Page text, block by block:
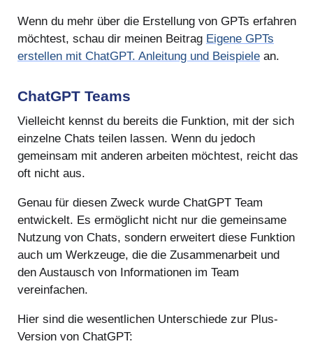
Wenn du mehr über die Erstellung von GPTs erfahren
möchtest, schau dir meinen Beitrag Eigene GPTs
erstellen mit ChatGPT. Anleitung und Beispiele an.
ChatGPT Teams
Vielleicht kennst du bereits die Funktion, mit der sich
einzelne Chats teilen lassen. Wenn du jedoch
gemeinsam mit anderen arbeiten möchtest, reicht das
oft nicht aus.
Genau für diesen Zweck wurde ChatGPT Team
entwickelt. Es ermöglicht nicht nur die gemeinsame
Nutzung von Chats, sondern erweitert diese Funktion
auch um Werkzeuge, die die Zusammenarbeit und
den Austausch von Informationen im Team
vereinfachen.
Hier sind die wesentlichen Unterschiede zur Plus-
Version von ChatGPT: